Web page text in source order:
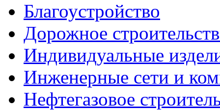
Благоустройство
Дорожное
Индивидуальные
Инженерные сети и
Нефтегазовое